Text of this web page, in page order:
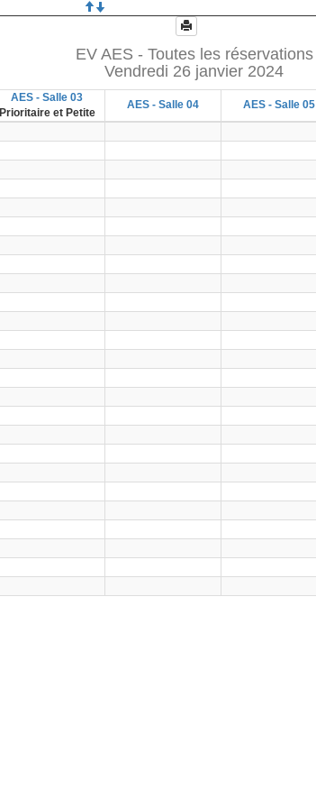
AES - Salle 03
Prioritaire et Petite
AES - Salle 04 AES - Salle 05
EV AES - Toutes les réservations
Vendredi 26 janvier 2024